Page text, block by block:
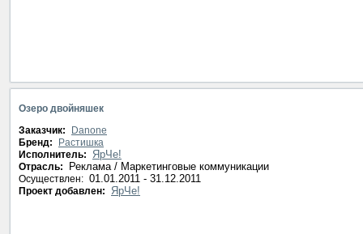
Озеро двойняшек
Заказчик:
Danone
Бренд:
Растишка
Исполнитель:
ЯрЧе!
Отрасль: Реклама / Маркетинговые коммуникации
Осуществлен: 01.01.2011 - 31.12.2011
Проект добавлен: ЯрЧе!